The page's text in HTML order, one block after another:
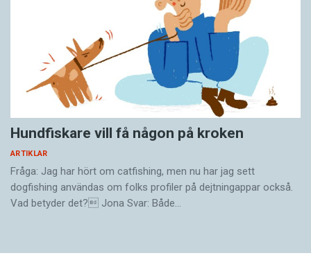
Hundfiskare vill få någon på kroken
ARTIKLAR
Fråga: Jag har hört om catfishing, men nu har jag sett
dogfishing användas om folks profiler på dejtningappar också.
Vad betyder det? Jona Svar: Både…